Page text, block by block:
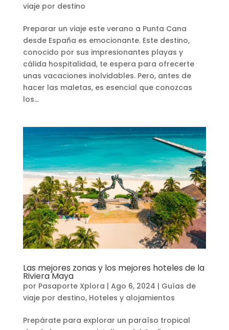
viaje por destino
Preparar un viaje este verano a Punta Cana
desde España es emocionante. Este destino,
conocido por sus impresionantes playas y
cálida hospitalidad, te espera para ofrecerte
unas vacaciones inolvidables. Pero, antes de
hacer las maletas, es esencial que conozcas
los...
Las mejores zonas y los mejores hoteles de la
Riviera Maya
por Pasaporte Xplora | Ago 6, 2024 | Guías de
viaje por destino, Hoteles y alojamientos
Prepárate para explorar un paraíso tropical